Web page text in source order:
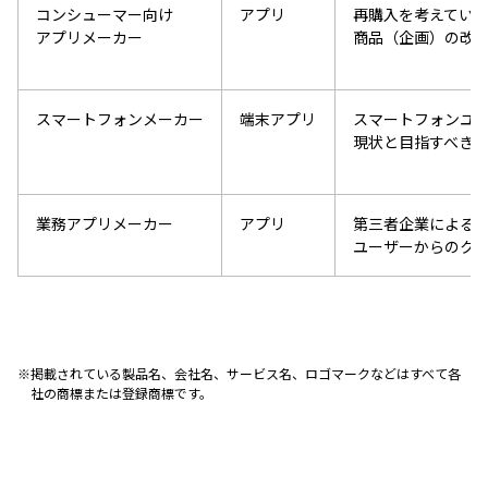
コンシューマー向け
アプリメーカー
アプリ
再購入を考えてい
商品（企画）の改
スマートフォンメーカー 端末アプリ
スマートフォンユ
現状と目指すべき
業務アプリメーカー アプリ
第三者企業による
ユーザーからのク
掲載されている製品名、会社名、サービス名、ロゴマークなどはすべて各
社の商標または登録商標です。